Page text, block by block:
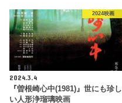
2024映画
2024.3.4
『曽根崎心中(1981)』世にも珍し
い人形浄瑠璃映画